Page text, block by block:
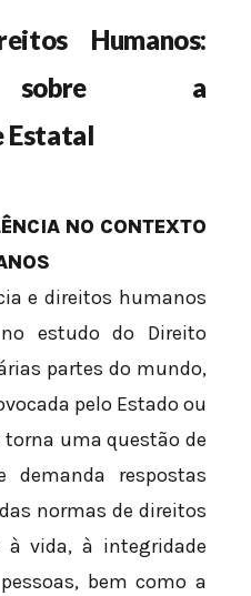
Humanos:
sobre a
Estatal
NO CONTEXTO
e direitos humanos
estudo do Direito
partes do mundo,
pelo Estado ou
torna uma questão de
demanda respostas
normas de direitos
à vida, à integridade
bem como a